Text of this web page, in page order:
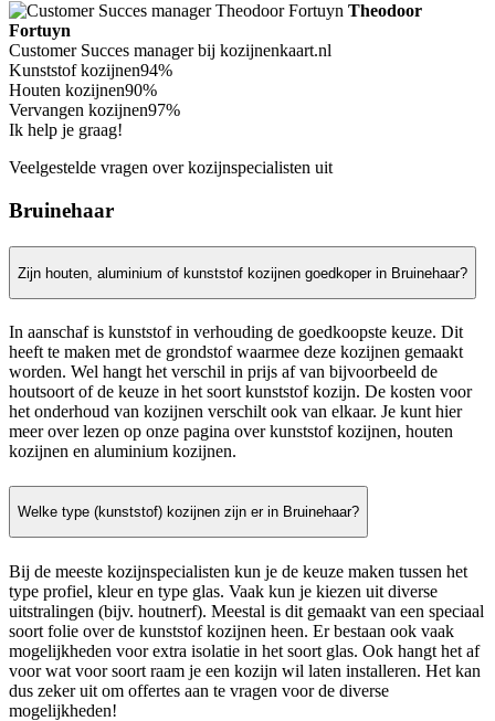
Theodoor
Fortuyn
Customer Succes manager bij kozijnenkaart.nl
Kunststof kozijnen94%
Houten kozijnen90%
Vervangen kozijnen97%
Ik help je graag!
Veelgestelde vragen over kozijnspecialisten uit
Bruinehaar
Zijn houten, aluminium of kunststof kozijnen goedkoper in Bruinehaar?
In aanschaf is kunststof in verhouding de goedkoopste keuze. Dit
heeft te maken met de grondstof waarmee deze kozijnen gemaakt
worden. Wel hangt het verschil in prijs af van bijvoorbeeld de
houtsoort of de keuze in het soort kunststof kozijn. De kosten voor
het onderhoud van kozijnen verschilt ook van elkaar. Je kunt hier
meer over lezen op onze pagina over kunststof kozijnen, houten
kozijnen en aluminium kozijnen.
Welke type (kunststof) kozijnen zijn er in Bruinehaar?
Bij de meeste kozijnspecialisten kun je de keuze maken tussen het
type profiel, kleur en type glas. Vaak kun je kiezen uit diverse
uitstralingen (bijv. houtnerf). Meestal is dit gemaakt van een speciaal
soort folie over de kunststof kozijnen heen. Er bestaan ook vaak
mogelijkheden voor extra isolatie in het soort glas. Ook hangt het af
voor wat voor soort raam je een kozijn wil laten installeren. Het kan
dus zeker uit om offertes aan te vragen voor de diverse
mogelijkheden!